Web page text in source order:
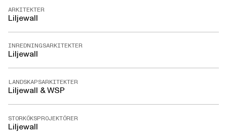
ARKITEKTER
Liljewall
INREDNINGSARKITEKTER
Liljewall
LANDSKAPSARKITEKTER
Liljewall & WSP
STORKÖKSPROJEKTÖRER
Liljewall